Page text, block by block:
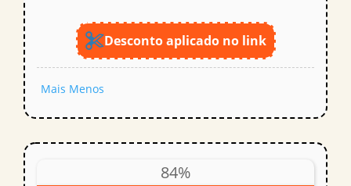
Desconto aplicado no link
Mais Menos
84%